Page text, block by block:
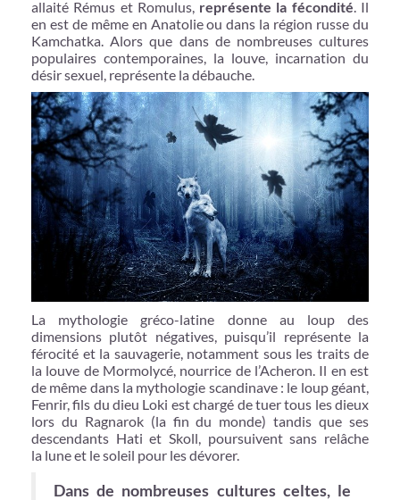
allaité Rémus et Romulus, représente la fécondité . Il
en est de même en Anatolie ou dans la région russe du
Kamchatka. Alors que dans de nombreuses cultures
populaires contemporaines, la louve, incarnation du
désir sexuel, représente la débauche.
La mythologie gréco-latine donne au loup des
dimensions plutôt négatives, puisqu’il représente la
férocité et la sauvagerie, notamment sous les traits de
la louve de Mormolycé, nourrice de l’Acheron. Il en est
de même dans la mythologie scandinave : le loup géant,
Fenrir, fils du dieu Loki est chargé de tuer tous les dieux
lors du Ragnarok (la fin du monde) tandis que ses
descendants Hati et Skoll, poursuivent sans relâche
la lune et le soleil pour les dévorer.
Dans de nombreuses cultures celtes, le